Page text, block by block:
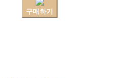
구매하기